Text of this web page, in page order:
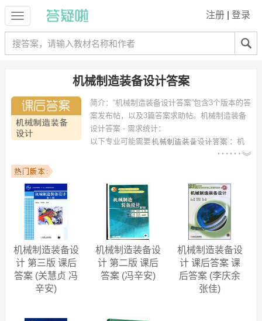
注册 登录
机械制造装备设计答案
简介： “机械制造装备设计答案”包含3个版本的答
案发布帖，以及3篇答案求助帖。 机械制造装备
设计答案 - 需求统计：
以下专业可能需要
：机
械设计制造及其自动化、机械工程及自动化、机械自动化、机械设计制
造及其自动化（矿山机械方向）、机械设计制造及其自动化（机械电子
工程方向）、机械工程、工业工程、机械电子工程、机电一体化、机械
设计 等专业。
以下学校的同学下载过
机械制造装备设计答案
：武汉理工大学、沈阳理
工大学、长春大学、湖南科技大学、延边大学、清华大学、大同大学、
南京林业大学、郑州科技学院、广西工学院鹿山学院 等。
机械制造装备设
计 第三版 课后
答案 (关慧贞 冯
辛安)
机械制造装备设
计 第二版 课后
答案 (冯辛安)
机械制造装备设
计 课后答案 课
后答案 (李庆余
张佳)